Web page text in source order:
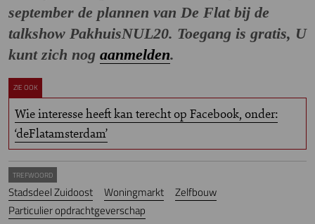
september de plannen van De Flat bij de
talkshow PakhuisNUL20. Toegang is gratis, U
kunt zich nog aanmelden.
ZIE OOK
Wie interesse heeft kan terecht op Facebook, onder:
‘deFlatamsterdam’
TREFWOORD
Stadsdeel Zuidoost Woningmarkt
Zelfbouw
Particulier opdrachtgeverschap